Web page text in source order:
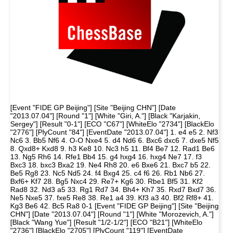
[Event "FIDE GP Beijing"] [Site "Beijing CHN"] [Date "2013.07.04"] [Round "1"] [White "Giri, A."] [Black "Karjakin, Sergey"] [Result "0-1"] [ECO "C67"] [WhiteElo "2734"] [BlackElo "2776"] [PlyCount "84"] [EventDate "2013.07.04"] 1. e4 e5 2. Nf3 Nc6 3. Bb5 Nf6 4. O-O Nxe4 5. d4 Nd6 6. Bxc6 dxc6 7. dxe5 Nf5 8. Qxd8+ Kxd8 9. h3 Ke8 10. Nc3 h5 11. Bf4 Be7 12. Rad1 Be6 13. Ng5 Rh6 14. Rfe1 Bb4 15. g4 hxg4 16. hxg4 Ne7 17. f3 Bxc3 18. bxc3 Bxa2 19. Ne4 Rh8 20. e6 Bxe6 21. Bxc7 b5 22. Be5 Rg8 23. Nc5 Nd5 24. f4 Bxg4 25. c4 f6 26. Rb1 Nb6 27. Bxf6+ Kf7 28. Bg5 Nxc4 29. Re7+ Kg6 30. Rbe1 Bf5 31. Kf2 Rad8 32. Nd3 a5 33. Rg1 Rd7 34. Bh4+ Kh7 35. Rxd7 Bxd7 36. Ne5 Nxe5 37. fxe5 Re8 38. Re1 a4 39. Kf3 a3 40. Bf2 Rf8+ 41. Kg3 Be6 42. Bc5 Ra8 0-1 [Event "FIDE GP Beijing"] [Site "Beijing CHN"] [Date "2013.07.04"] [Round "1"] [White "Morozevich, A."] [Black "Wang Yue"] [Result "1/2-1/2"] [ECO "B21"] [WhiteElo "2736"] [BlackElo "2705"] [PlyCount "119"] [EventDate "2013.07.04"] 1. e4 c5 2. f4 d5 3. exd5 Qxd5 4. Nc3 Qd8 5. Nf3 Nf6 6. Ne5 e6 7. b3 Bd7 8. Bb2 Nc6 9. Bd3 Bd6 10. Qe2 O-O 11. O-O-O Nb4 12. Kb1 Nfd5 13. Rhf1 Nxd3 14. Qxd3 Bxe5 15. fxe5 Bc6 16. Ne4 Ne7 17. Nd6 Nc8 18. Qc3 Qg5 19. Nc4 Nb6 20. g3 Nxc4 21. Qxc4 Rac8 22. Qe2 b5 23. Rf4 c4 24. Ba3 Rfd8 25. Bd6 f5 26. bxc4 bxc4 27. Qxc4 Qg6 28. Qe2 Qe8 29. Rb4 Bd5 30. Rc1 a5 31. Rb2 Qa4 32. Qe3 h6 33. c3 Qe4+ 34. Qxe4 Bxe4+ 35. Ka1 Bd3 36. Re1 Rd7 37. Re3 Be4 38. Rb3 Rb7 39. Kb2 a4 40. Rb4 Rxb4+ 41. Bxb4 Kf7 42. Ka3 g5 43. c4 Kg6 44. d3 Bc6 45. Bc5 f4 46. gxf4 gxf4 47. Re1 Rd8 48. d4 Kf5 49. d5 exd5 50. e6 dxc4 51. e7 Rd5 52. Kb4 c3 53. Rc1 Rd3 54. Rxc3 Rxc3 55. Kxc3 Kg4 56. Kd2 Kh3 57. Bd6 f3 58. Ke1 Kg2 59. Bc5 Kxh2 60. Kf2 1/2-1/2 [Event "FIDE GP Beijing"] [Site "Beijing CHN"] [Date "2013.07.04"] [Round "1"] [White "Gelfand, B."] [Black "Topalov, V."] [Result "0-1"] [ECO "D97"] [WhiteElo "2773"] [BlackElo "2767"] [PlyCount "82"] [EventDate "2013.07.04"] 1. d4 Nf6 2. c4 g6 3. Nc3 d5 4. Nf3 Bg7 5. Qb3 dxc4 6. Qxc4 O-O 7. e4 Na6 8. Be2 c5 9. d5 e6 10. O-O exd5 11. exd5 Bf5 12. Bf4 Re8 13. Rad1 Ne4 14. Nb5 g5 15. Be3 h6 16. d6 Qd7 17. a3 Rad8 18. Qc1 Qe6 19. b4 cxb4 20. Nfd4 Qf6 21. Nxf5 Qxf5 22. Bxa7 Nc3 23. Nxc3 bxc3 24. Bd3 Qf6 25. Bxa6 bxa6 26. Bc5 Qf5 27. Bb6 Rd7 28. a4 Re2 29. Qa3 c2 30. Rc1 Bf8 31. Bc5 Re5 32. Bb4 a5 33. Bc3 Bxd6 34. Qb3 Re2 35. Qc4 Rde7 36. Qc6 R7e6 37. Qc8+ Bf8 38. Bb2 Qd3 39. g3 Rd2 40. Qc3 Qxc3 41. Bxc3 Rde2 0-1 [Event "FIDE GP Beijing"] [Site "Beijing CHN"] [Date "2013.07.04"] [Round "1"] [White "Leko, P."] [Black "Mamedyarov, S."] [Result "1/2-1/2"] [ECO "B90"] [WhiteElo "2737"] [BlackElo "2761"] [PlyCount "101"] [EventDate "2013.07.04"] 1. e4 c5 2. Nf3 d6 3. d4 cxd4 4. Nxd4 Nf6 5. Nc3 a6 6. h3 e5 7. Nde2 h5 8. g3 Be7 9. Bg2 b5 10. Nd5 Nbd7 11. Nec3 Bb7 12. Nxe7 Qxe7 13. Bg5 Qe6 14. O-O Rc8 15. Re1 b4 16. Na4 Rc4 17. f3 h4 18. g4 d5 19. b3 Rd4 20. Qxd4 exd4 21. exd5 Nxd5 22. Rxe6+ fxe6 23. Rd1 e5 24. f4 Ne3 25. Bxb7 Nxd1 26. Bc6 exf4 27. Nc5 O-O 28. Nxd7 Re8 29. Kf1 Re3 30. Bxf4 Rxh3 31. Ne5 Rc3 32. Bd5+ Kf8 33. Be4 Ne3+ 34. Ke2 h3 35. g5 a5 36. Nf3 Nxc2 37. Bd2 Rc7 38. Kd3 Ne3 39. Bxe3 dxe3 40. Kxe3 Ke7 41. Bf5 Rc3+ 42. Kf4 a4 43. bxa4 Ra3 44. Bxh3 Rxa4 45. Ke3 Rxa2 46. Bf5 b3 47. Nd2 Ra5 48. Bd3 Rxg5 49. Nxb3 Rg3+ 50. Kd4 Rxd3+ 51. Kxd3 1/2-1/2 [Event "FIDE GP Beijing"] [Site "Beijing CHN"] [Date "2013.07.04"] [Round "1"] [White "Kamsky, G."] [Black "Grischuk, A."] [Result "0-1"] [ECO "B30"] [WhiteElo "2763"] [BlackElo "2780"] [PlyCount "77"] [EventDate "2013.07.04"] 1. e4 c5 2. Nf3 Nc6 3. Bb5 e6 4. O-O Nge7 5. Ba4 a6 6. c4 Ng6 7. d4 cxd4 8. Nxd4 Qc7 9. Be3 Bd6 10. g3 Nxd4 11. Qxd4 Be5 12. Qd2 Qxc4 13. Bc2 Qc7 14. Bb3 O-O 15. f4 Bf6 16. e5 Be7 17. Nc3 b5 18. Rac1 Qb8 19. Ne4 Bb7 20. Nd6 Bxd6 21. exd6 Rc8 22. h4 h6 23. Rxc8+ Qxc8 24. Rc1 Bc6 25. Rc5 Qe8 26. Bd4 a5 27. a3 Qb8 28. Be3 Qe8 29. Qd4 Nf8 30. Bd2 Nh7 31. f5 Bd5 32. Bc2 b4 33. g4 Qd8 34. fxe6 dxe6 35. g5 hxg5 36. hxg5 Qxd6 37. Bf4 Qa6 38. Kf2 Rc8 39. axb4 0-1 [Event "FIDE GP Beijing"] [Site "Beijing CHN"] [Date "2013.07.04"] [Round "1"] [White "Ivanchuk, V."] [Black "Wang Hao"] [Result "1/2-1/2"] [ECO "D40"] [WhiteElo "2733"] [BlackElo "2752"] [PlyCount "55"] [EventDate "2013.07.04"] 1. d4 Nf6 2. c4 e6 3. Nf3 d5 4. Nc3 c5 5. e3 dxc4 6. Bxc4 a6 7. a4 Nc6 8. O-O Be7 9. Qe2 cxd4 10. Rd1 e5 11. exd4 exd4 12. Nxd4 Nxd4 13. Qe5 Qd6 14. Qxd6 Bxd6 15. Rxd4 Bc5 16. Rd1 O-O 17. Bf4 Bg4 18. Re1 Rac8 19. Nd5 Rfd8 20. Nxf6+ gxf6 21. b3 Kg7 22. h3 Bf5 23. Rad1 Bb4 24. Rxd8 Rxd8 25. Rc1 Ba3 26. Re1 Bb4 27. Rc1 Ba3 28. Re1 1/2-1/2 [Event "FIDE GP Beijing"] [Site "Beijing CHN"] [Date "2013.07.05"] [Round "2"] [White "Karjakin, Sergey"] [Black "Wang Hao"] [Result "1-0"] [ECO "B09"] [WhiteElo "2776"] [BlackElo "2752"] [PlyCount "59"] [EventDate "2013.07.04"] 1. e4 d6 2. d4 Nf6 3. Nc3 g6 4. f4 Bg7 5. Bd3 e5 6. dxe5 dxe5 7. Nf3 exf4 8. Bxf4 O-O 9. Qd2 Nc6 10. O-O-O Be6 11. h3 Nd7 12. Bg5 Bf6 13. h4 h5 14. Qf4 Bxg5 15. hxg5 Qe7 16. Bb5 Nb6 17. Bxc6 bxc6 18. Ne5 Nc4 19. Nxc4 Bxc4 20. g4 Rab8 21. gxh5 Qb4 22. Rd4 Qxb2+ 23. Kd2 Rfd8 24. Qf6 Rxd4+ 25. Qxd4 Qb6 26. Qxc4 Rd8+ 27. Kc1 Rd4 28. Qe2 Qc5 29. Nb1 Qxg5+ 30. Nd2 1-0 [Event "FIDE GP Beijing"] [Site "Beijing CHN"] [Date "2013.07.05"] [Round "2"] [White "Grischuk, A."] [Black "Ivanchuk, V."] [Result "1/2-1/2"] [ECO "B42"] [WhiteElo "2780"] [BlackElo "2733"] [PlyCount "79"] [EventDate "2013.07.04"] 1. e4 c5 2. Nf3 e6 3. d4 cxd4 4. Nxd4 a6 5. Bd3 Nf6 6. O-O Qc7 7. Qe2 d6 8. c4 g6 9. Nc3 Bg7 10. Nf3 O-O 11. Bf4 Nh5 12. Be3 Bxc3 13. bxc3 e5 14. Rfd1 Bg4 15. h3 Bxf3 16. Qxf3 Nd7 17. Bf1 Rad8 18. Bg5 f6 19. Bh6 Ng7 20. Rd2 Nc5 21. Rad1 Qc6 22. Rd5 Rf7 23. Qe3 Nge6 24. g3 Rfd7 25. Bg2 Na4 26. Qf3 Kf7 27. h4 Ke7 28. c5 Naxc5 29. h5 Qa4 30. Be3 b6 31. Qg4 Rg8 32. hxg6 hxg6 33. Bf3 Rdd8 34. Kg2 Rh8 35. Qxg6 Rdg8 36. Qf5 Ng7 37. Qg6 Ne8 38. Qf5 Ng7 39. Qg6 Ne8 40. Qf5 1/2-1/2 [Event "FIDE GP Beijing"] [Site "Beijing CHN"] [Date "2013.07.05"] [Round "2"] [White "Mamedyarov, S."] [Black "Kamsky, G."] [Result "1/2-1/2"] [ECO "D15"] [WhiteElo "2761"] [BlackElo "2763"] [PlyCount "71"] [EventDate "2013.07.04"] 1. d4 d5 2. c4 c6 3. Nc3 Nf6 4. Nf3 a6 5. e3 g6 6. Qb3 Bg7 7. Bd3 O-O 8. O-O e6 9. e4 dxe4 10. Nxe4 Nxe4 11. Bxe4 Qc7 12. c5 Nd7 13. Bg5 Re8 14. Rfe1 e5 15. Bd3 Nf8 16. Nxe5 Be6 17. Bc4 Bxc4 18. Qxc4 Bxe5 19. dxe5 Rxe5 20. Bf4 Rxe1+ 21. Rxe1 Qd7 22. h3 Re8 23. Rxe8 Qxe8 24. Qb4 Ne6 25. Bd6 Qd7 26. g4 f6 27. f4 Ng7 28. Kf2 h5 29. Kf3 Qf7 30. Kg3 Qd5 31. Qxb7 Qd3+ 32. Kg2 Qe2+ 33. Kg1 Qe1+ 34. Kg2 Qe2+ 35. Kg1 Qe1+ 36. Kg2 1/2-1/2 [Event "FIDE GP Beijing"] [Site "Beijing CHN"] [Date "2013.07.05"] [Round "2"] [White "Topalov, V."] [Black "Leko, P."] [Result "1/2-1/2"] [ECO "E15"] [WhiteElo "2767"] [BlackElo "2737"] [PlyCount "70"] [EventDate "2013.07.04"] 1. d4 Nf6 2. c4 e6 3. Nf3 b6 4. g3 Ba6 5. b3 Bb4+ 6. Bd2 Be7 7. Nc3 c6 8. e4 d5 9. Bd3 dxe4 10. Nxe4 Bb7 11. Qe2 Nbd7 12. Nxf6+ Nxf6 13. O-O c5 14. d5 exd5 15. Rfe1 dxc4 16. Bxc4 O-O 17. Rad1 Qd7 18. Ng5 Nd5 19. Qd3 Bxg5 20. Bxg5 f6 21. Bxf6 Rxf6 22. Bxd5+ Qxd5 23. Qxd5+ Bxd5 24. Rxd5 Kf8 25. Kf1 Re8 26. Red1 g6 27. h4 h5 28. Rd7 Re7 29. Rd8+ Kf7 30. Rc8 Rfe6 31. Rd3 Re8 32. Rc7+ R8e7 33. Rc8 Re8 34. Rc7+ R8e7 35. Rc8 Re8 1/2-1/2 [Event "FIDE GP Beijing"] [Site "Beijing CHN"] [Date "2013.07.05"] [Round "2"] [White "Wang Yue"] [Black "Gelfand, B."] [Result "1/2-1/2"] [ECO "D73"] [WhiteElo "2705"] [BlackElo "2773"] [PlyCount "43"] [EventDate "2013.07.04"] 1. g3 g6 2. Bg2 Bg7 3. d4 d5 4. Nf3 Nf6 5. c4 c6 6. cxd5 cxd5 7. Nc3 Ne4 8. Qb3 Nxc3 9. bxc3 O-O 10. Ba3 Nc6 11. Nd2 Be6 12. O-O Qd7 13. Rfe1 Rac8 14. Qb5 Rfd8 15. Rac1 b6 16. e3 Na5 17. Bf1 Qxb5 18. Bxb5 Kf8 19. Bb4 Nc6 20. Ba3 Na5 21. Bb4 Nc6 22. Ba3 1/2-1/2 [Event "FIDE GP Beijing"] [Site "Beijing CHN"] [Date "2013.07.05"] [Round "2"] [White "Giri, A."] [Black "Morozevich, A."] [Result "1/2-1/2"] [ECO "C11"] [WhiteElo "2734"] [BlackElo "2736"] [PlyCount "43"] [EventDate "2013.07.04"] 1. e4 e6 2. d4 d5 3. Nc3 Nf6 4. e5 Nfd7 5. f4 c5 6. Nf3 Be7 7. Be3 b6 8. Be2 O-O 9. O-O Nc6 10. Qd2 Bb7 11. Rad1 Rc8 12. Kh1 f6 13. dxc5 Nxc5 14. exf6 Bxf6 15. Nd4 Nxd4 16. Bxd4 Bxd4 17. Qxd4 Qf6 18. Kg1 Qg6 19. Bd3 Qf6 20. Be2 Qg6 21. Bd3 Qf6 22. Be2 1/2-1/2 [Event "FIDE GP Beijing"] [Site "Beijing CHN"] [Date "2013.07.06"] [Round "3"] [White "Morozevich, A."] [Black "Karjakin, Sergey"] [Result "0-1"] [ECO "E15"] [WhiteElo "2736"] [BlackElo "2776"] [PlyCount "70"] [EventDate "2013.07.04"] 1. Nf3 Nf6 2. c4 b6 3. d4 e6 4. g3 Ba6 5. Qb3 Nc6 6. Nbd2 Na5 7. Qc3 c5 8. dxc5 bxc5 9. e4 Bb7 10. Bd3 Nc6 11. e5 Ng4 12. O-O Qc7 13. Re1 Be7 14. h3 Nh6 15. Nb3 f5 16. Be3 Nd8 17. Be2 a5 18. a4 Nhf7 19. Nfd2 Nxe5 20. Bf4 Qc6 21. f3 Ng6 22. Qxg7 Nf7 23. Bd3 Bf8 24. Qc3 Nxf4 25. Bxf5 Rg8 26. Ne4 O-O-O 27. Bg4 h5 28. gxf4 hxg4 29. hxg4 Qc7 30. Nxa5 Ba8 31. Qd2 Bh6 32. b4 Bxf4 33. Qf2 Bxe4 34. Rxe4 Ng5 35. Qe2 Rh8 0-1 [Event "FIDE GP Beijing"] [Site "Beijing CHN"] [Date "2013.07.06"] [Round "3"] [White "Gelfand, B."] [Black "Giri, A."] [Result "0-1"] [ECO "A88"] [WhiteElo "2773"] [BlackElo "2734"] [PlyCount "74"] [EventDate "2013.07.04"] 1. d4 d6 2. Nf3 g6 3. c4 f5 4. Nc3 Nf6 5. g3 Bg7 6. Bg2 O-O 7. O-O c6 8. b3 Qa5 9. Bb2 e5 10. Qd2 Qc7 11. d5 e4 12. Nd4 Qe7 13. dxc6 bxc6 14. Rad1 Rd8 15. Nc2 d5 16. f3 Rd7 17. cxd5 cxd5 18. Nb5 Nc6 19. Rc1 Bb7 20. Ncd4 Nxd4 21. Bxd4 a6 22. Nc3 Rc8 23. Na4 Rdc7 24. Rxc7 Rxc7 25. Rc1 Ne8 26. Rxc7 Bxd4+ 27. Qxd4 Nxc7 28. Qb6 Ne6 29. fxe4 dxe4 30. e3 Qd7 31. Bf1 Ng5 32. Bc4+ Kg7 33. Qd4+ Qxd4 34. exd4 Nf3+ 35. Kf2 Nxd4 36. Nc5 Bc6 37. Nxa6 Kf6 0-1 [Event "FIDE GP Beijing"] [Site "Beijing CHN"] [Date "2013.07.06"] [Round "3"] [White "Leko, P."] [Black "Wang Yue"] [Result "1/2-1/2"] [ECO "D41"] [WhiteElo "2737"] [BlackElo "2705"] [PlyCount "118"] [EventDate "2013.07.04"] 1. d4 Nf6 2. c4 e6 3. Nf3 d5 4. Nc3 c5 5. cxd5 Nxd5 6. e4 Nxc3 7. bxc3 cxd4 8. cxd4 Bb4+ 9. Bd2 Bxd2+ 10. Qxd2 O-O 11. Bc4 Nd7 12. O-O b6 13. a4 Bb7 14. Rfe1 Rc8 15. Bd3 h6 16. a5 Qc7 17. axb6 axb6 18. h3 Rfd8 19. Ra3 Qd6 20. Qb2 Ra8 21. Rb3 Qf4 22. Rb4 Qd6 23. Bb1 Rdc8 24. Nd2 e5 25. dxe5 Qxe5 26. Rxb6 Ba6 27.